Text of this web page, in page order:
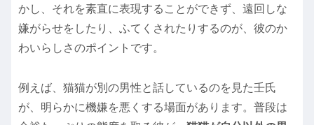
かし、それを素直に表現することができず、遠回しな
嫌がらせをしたり、ふてくされたりするのが、彼のか
わいらしさのポイントです。
例えば、猫猫が別の男性と話しているのを見た壬氏
が、明らかに機嫌を悪くする場面があります。普段は